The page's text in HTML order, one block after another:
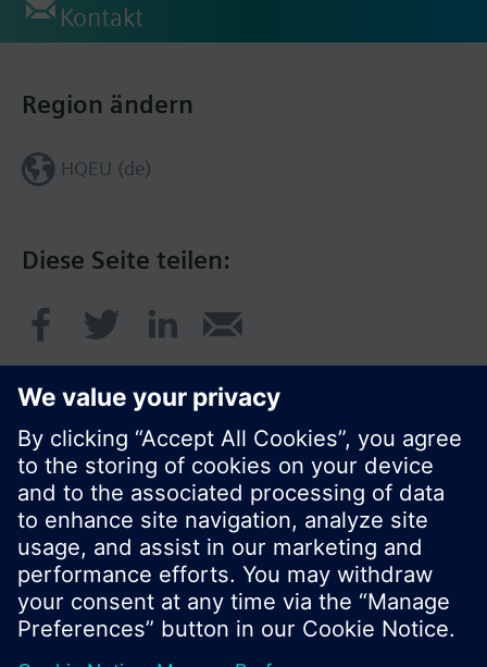
Kontakt
Diese Seite teilen:
Region ändern
HQEU (de)
© Siemens Schweiz AG 2017
Produktangebot und Preise können pro Land
variieren.